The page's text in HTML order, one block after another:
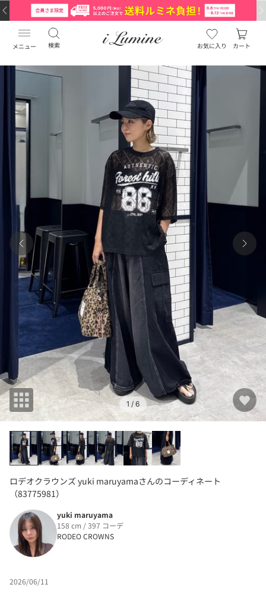
メニュー 検索 お気に入り カート
1 / 6
ロデオクラウンズ yuki maruyamaさんのコーディネート
（83775981）
yuki maruyama
158 cm / 397 コーデ
RODEO CROWNS
2026/06/11